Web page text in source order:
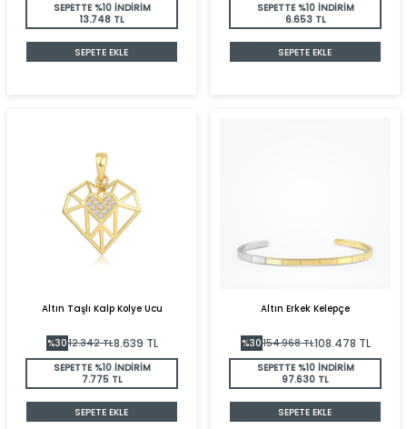
SEPETTE %10 İNDİRİM
13.748 TL
SEPETE EKLE
SEPETTE %10 İNDİRİM
6.653 TL
SEPETE EKLE
Altın Taşlı Kalp Kolye Ucu
%3012.342TL8.639 TL
SEPETTE %10 İNDİRİM
7.775 TL
SEPETE EKLE
Altın Erkek Kelepçe
%30154.968TL108.478 TL
SEPETTE %10 İNDİRİM
97.630 TL
SEPETE EKLE